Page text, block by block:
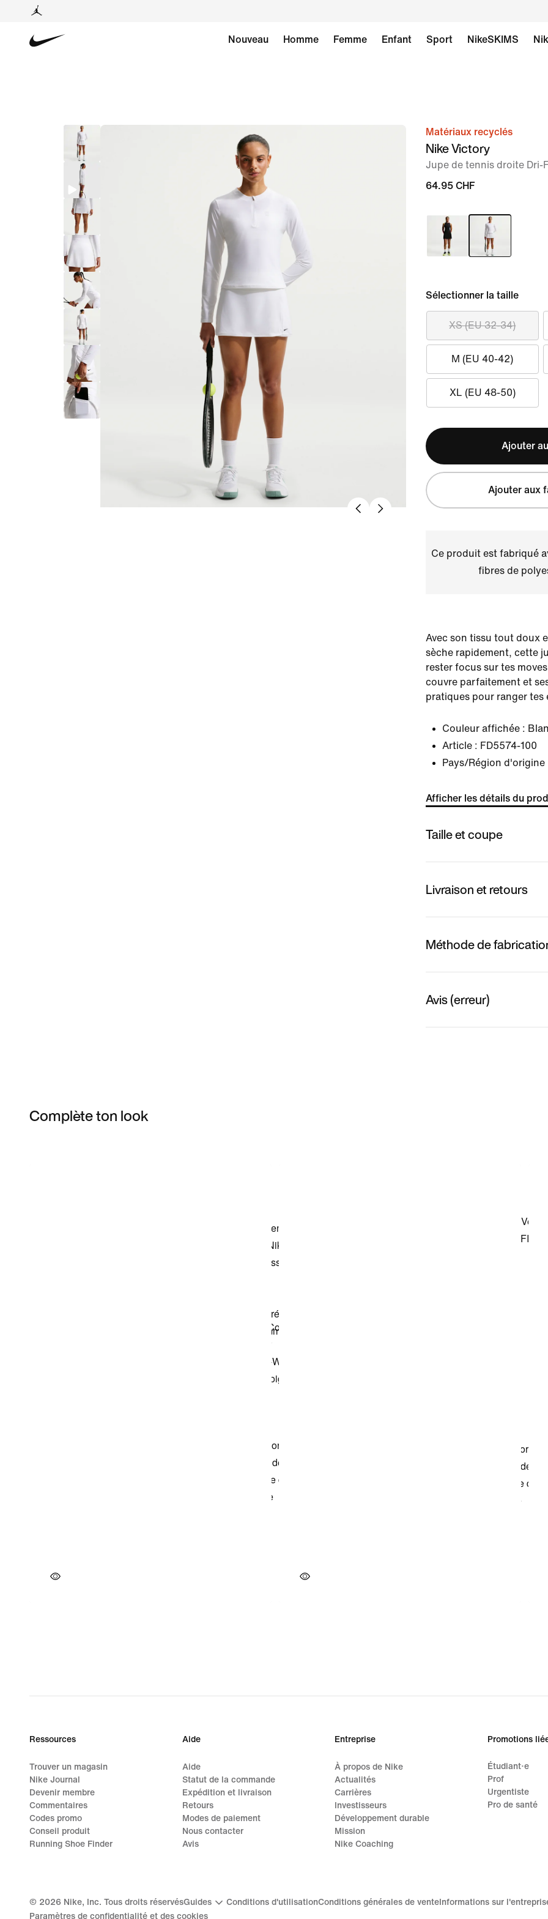
Nouveau Homme Femme Enfant Sport NikeSKIMS
image 1Matériaux recyclés
Nike Victory
Jupe de tennis droite Dri-
64.95 CHF
Sélectionner la taille
XS (EU 32-34)
M (EU 40-42)
XL (EU 48-50)
Ajouter
Ajouter aux
Ce produit est fabriqué
fibres de
Avec son tissu tout doux
sèche rapidement, cette
rester focus sur tes
couvre parfaitement et
pratiques pour ranger tes
Couleur affichée :
Article : FD5574-100
Pays/Région d'origine
Afficher les détails du
Taille et coupe
Livraison et retours
Méthode de
Avis (erreur)
Complète ton look
Ressources
Trouver un magasin
Nike Journal
Devenir membre
Commentaires
Codes promo
Conseil produit
Running Shoe Finder
Aide
Aide
Statut de la commande
Expédition et livraison
Retours
Modes de paiement
Nous contacter
Avis
Entreprise
À propos de Nike
Actualités
Carrières
Investisseurs
Développement durable
Mission
Nike Coaching
Promotions
Étudiant·e
Prof
Urgentiste
Pro de santé
© 2026 Nike, Inc. Tous droits réservésGuides Conditions d'utilisationConditions générales de vente Informations sur
Paramètres de confidentialité et des cookies